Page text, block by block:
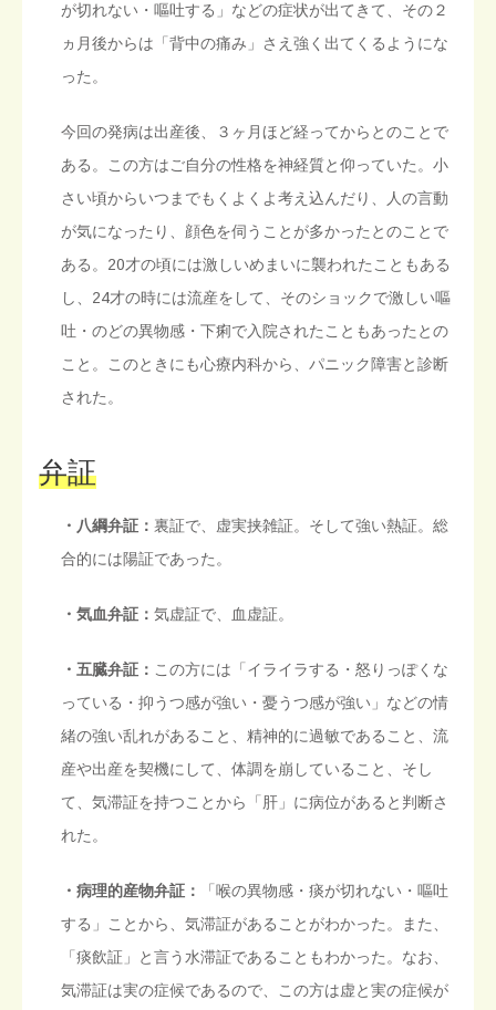
が切れない・嘔吐する」などの症状が出てきて、その２
ヵ月後からは「背中の痛み」さえ強く出てくるようにな
った。
今回の発病は出産後、３ヶ月ほど経ってからとのことで
ある。この方はご自分の性格を神経質と仰っていた。小
さい頃からいつまでもくよくよ考え込んだり、人の言動
が気になったり、顔色を伺うことが多かったとのことで
ある。20才の頃には激しいめまいに襲われたこともある
し、24才の時には流産をして、そのショックで激しい嘔
吐・のどの異物感・下痢で入院されたこともあったとの
こと。このときにも心療内科から、パニック障害と診断
された。
弁証
・八綱弁証： 裏証で、虚実挟雑証。そして強い熱証。総
合的には陽証であった。
・気血弁証： 気虚証で、血虚証。
・五臓弁証： この方には「イライラする・怒りっぽくな
っている・抑うつ感が強い・憂うつ感が強い」などの情
緒の強い乱れがあること、精神的に過敏であること、流
産や出産を契機にして、体調を崩していること、そし
て、気滞証を持つことから「肝」に病位があると判断さ
れた。
・病理的産物弁証：
「喉の異物感・痰が切れない・嘔吐
する」ことから、気滞証があることがわかった。また、
「痰飲証」と言う水滞証であることもわかった。なお、
気滞証は実の症候であるので、この方は虚と実の症候が